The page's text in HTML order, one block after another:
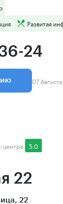
Развитая
24
07
центра 5.0
22
22